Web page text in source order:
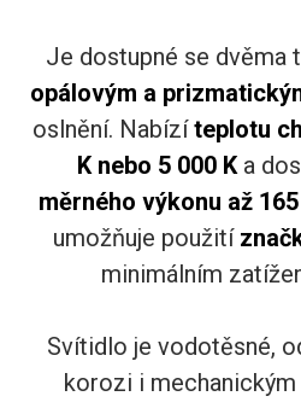
Je dostupné se dvěma
opálovým a
oslnění. Nabízíteplotu
K nebo 5 000 K a
měrného výkonu až
umožňuje použití
minimálním
Svítidlo je vodotěsné,
korozi i